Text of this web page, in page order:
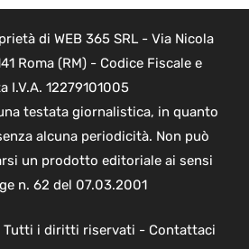
di WEB 365 SRL - Via Nicola
Roma (RM) - Codice Fiscale e
I.V.A. 12279101005
testata giornalistica, in quanto
alcuna periodicità. Non può
un prodotto editoriale ai sensi
n. 62 del 07.03.2001
i diritti riservati - Contattaci